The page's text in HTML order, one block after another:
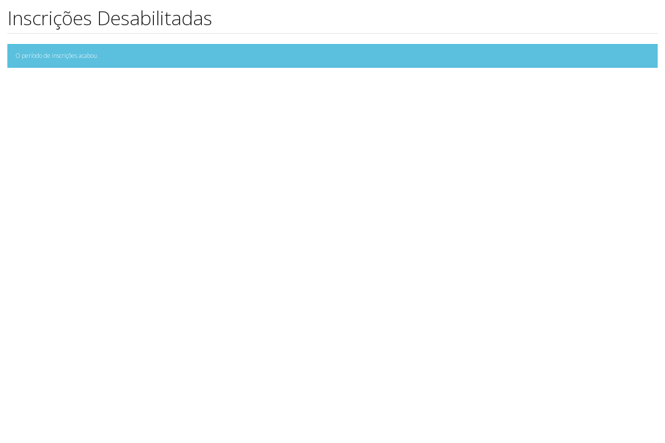
Inscrições Desabilitadas
O período de inscrições acabou.